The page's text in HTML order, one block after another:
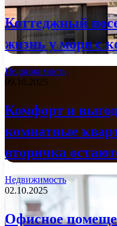
Коттеджный
жизнь у моря с
Недвижимость
09.10.2025
Комфорт и
комнатные
вторичка
Недвижимость
02.10.2025
Офисное